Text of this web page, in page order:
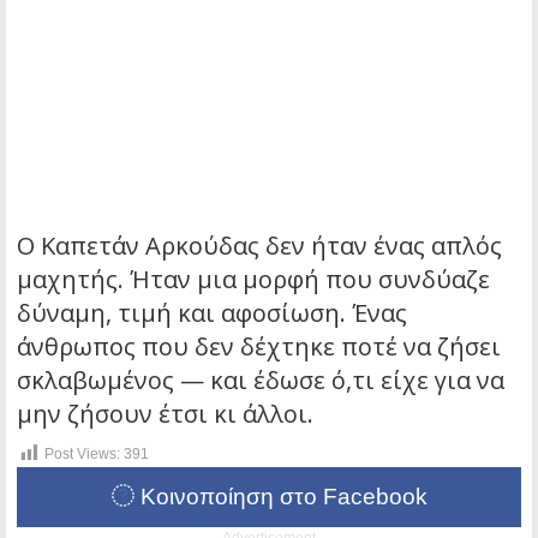
Ο Καπετάν Αρκούδας δεν ήταν ένας απλός
μαχητής. Ήταν μια μορφή που συνδύαζε
δύναμη, τιμή και αφοσίωση. Ένας
άνθρωπος που δεν δέχτηκε ποτέ να ζήσει
σκλαβωμένος — και έδωσε ό,τι είχε για να
μην ζήσουν έτσι κι άλλοι.
Post Views: 391
Κοινοποίηση στο Facebook